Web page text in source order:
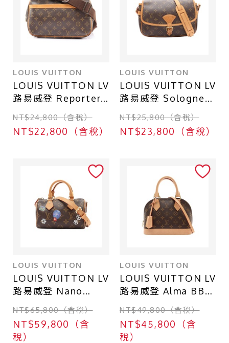
台北 - 台北本店
台北 - 台北本店-別館
台中 - 廣三SOGO店
台北 - 南港CITY LINK店
台中 - 中友百貨店
LOUIS VUITTON
LOUIS VUITTON LV
路易威登 Reporter
PM 肩背包 棕色 原花
帆布 M45254
NT$24,800（含稅）
NT$22,800（含稅）
LOUIS VUITTON
LOUIS VUITTON LV
路易威登 Sologne
肩背包 棕色 原花帆
布 M42250
M42250
NT$25,800（含稅）
NT$23,800（含稅）
LOUIS VUITTON
LOUIS VUITTON LV
路易威登 Nano
Speedy 兩用包 棕色
原花 Snowy Pearl帆
布 無吊飾 M15330
NT$65,800（含稅）
NT$59,800（含
稅）
LOUIS VUITTON
LOUIS VUITTON LV
路易威登 Alma BB
兩用包 棕色 原花帆
布 無鑰匙 M53152
NT$49,800（含稅）
NT$45,800（含
稅）